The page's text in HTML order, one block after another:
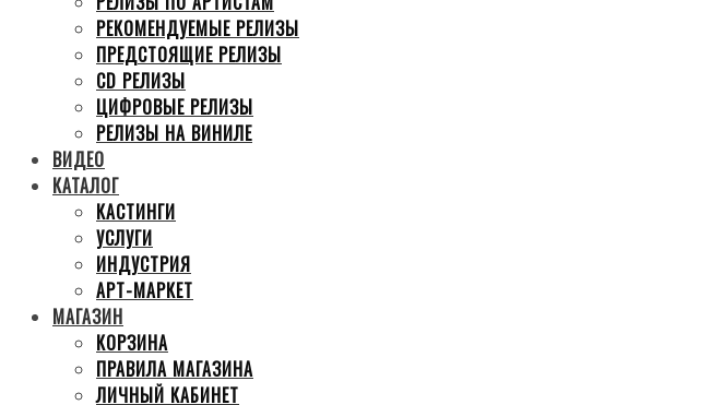
РЕКОМЕНДУЕМЫЕ РЕЛИЗЫ
ПРЕДСТОЯЩИЕ РЕЛИЗЫ
CD РЕЛИЗЫ
ЦИФРОВЫЕ РЕЛИЗЫ
РЕЛИЗЫ НА ВИНИЛЕ
ВИДЕО
КАТАЛОГ
КАСТИНГИ
УСЛУГИ
ИНДУСТРИЯ
АРТ-МАРКЕТ
МАГАЗИН
КОРЗИНА
ПРАВИЛА МАГАЗИНА
ЛИЧНЫЙ КАБИНЕТ